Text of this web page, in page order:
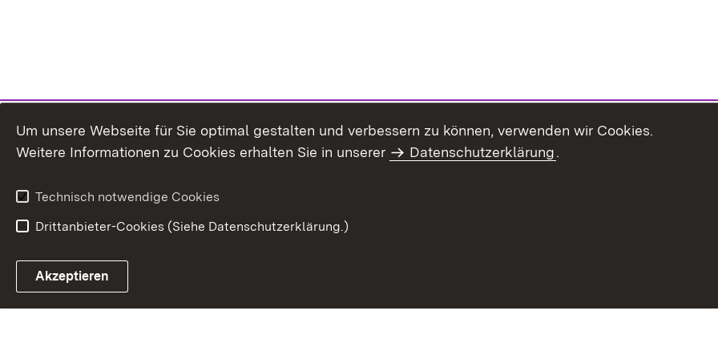
Um unsere Webseite für Sie optimal gestalten und verbessern zu können, verwenden wir Cookies.
Weitere Informationen zu Cookies erhalten Sie in unserer
Datenschutzerklärung.
Technisch notwendige Cookies
Drittanbieter-Cookies (Siehe Datenschutzerklärung.)
Akzeptieren